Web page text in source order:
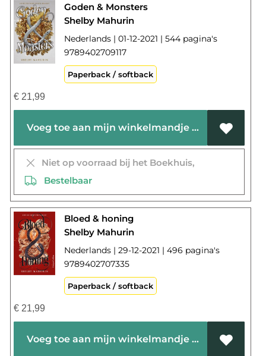
Goden & Monsters
Shelby Mahurin
Nederlands | 01-12-2021 | 544 pagina's
9789402709117
Paperback / softback
€21,99
Voeg toe aan mijn winkelmandje
Niet op voorraad bij het Boekhuis,
Bestelbaar
Bloed & honing
Shelby Mahurin
Nederlands | 29-12-2021 | 496 pagina's
9789402707335
Paperback / softback
€21,99
Voeg toe aan mijn winkelmandje